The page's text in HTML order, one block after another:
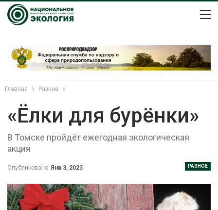
Главная Разное
«Ёлки для бурёнки»
В Томске пройдёт ежегодная экологическая
акция
РАЗНОЕ
Опубликовано Янв 3, 2023